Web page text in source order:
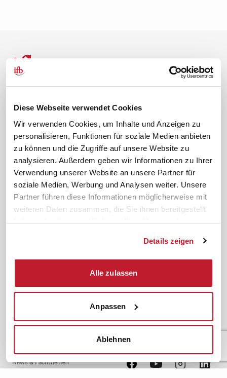
Diese Webseite verwendet Cookies
Wir verwenden Cookies, um Inhalte und Anzeigen zu
personalisieren, Funktionen für soziale Medien anbieten
zu können und die Zugriffe auf unsere Website zu
analysieren. Außerdem geben wir Informationen zu Ihrer
Verwendung unserer Website an unsere Partner für
soziale Medien, Werbung und Analysen weiter. Unsere
Partner führen diese Informationen möglicherweise mit
weiteren Daten zusammen, die Sie ihnen bereitgestellt
haben oder die sie im Rahmen Ihrer Nutzung der
Details zeigen
Alle zulassen
Anpassen
Ablehnen
Über uns
Unternehmen
Leitbild
Compliance Richtlinien
Gute Gründe für das ifb
Karriere
Kontakt
Hilfe & Kontakt
service@ifb.de
Übersicht Beratung
Schulungsberatung
Inhouseberatung
Service
ifb-App Betriebsrat360
Themen
Betriebsrat gründen
News & Fachthemen